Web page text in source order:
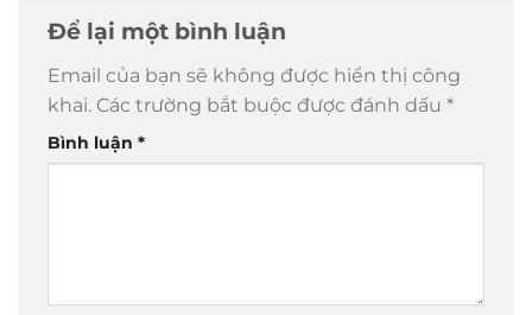
Để lại một bình luận
Email của bạn sẽ không được hiển thị công
khai. Các trường bắt buộc được đánh dấu *
Bình luận *